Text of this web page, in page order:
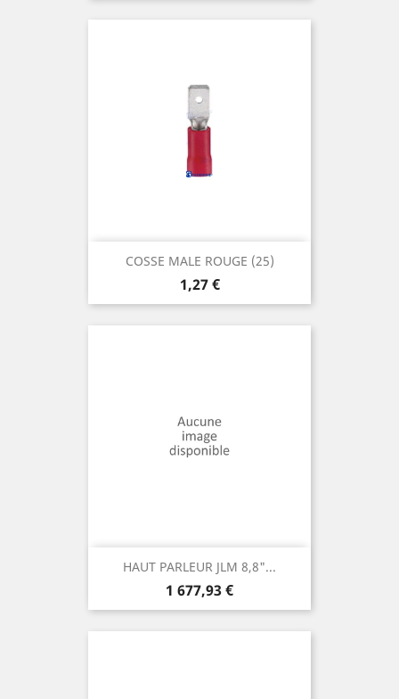
COSSE MALE ROUGE (25)
Prix
1,27 €
HAUT PARLEUR JLM 8,8"...
Prix
1 677,93 €